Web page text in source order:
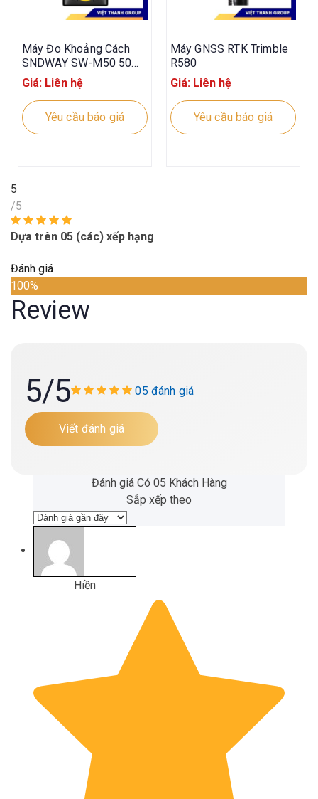
Máy Đo Khoảng Cách
SNDWAY SW-M50 50m
Tia Đỏ
Giá: Liên hệ
Yêu cầu báo giá
Máy GNSS RTK Trimble
R580
Giá: Liên hệ
Yêu cầu báo giá
5
/5
Dựa trên 05 (các) xếp hạng
Đánh giá
100%
Review
5/5 05 đánh giá
Viết đánh giá
Đánh giá Có 05 Khách Hàng
Sắp xếp theo
Hiền